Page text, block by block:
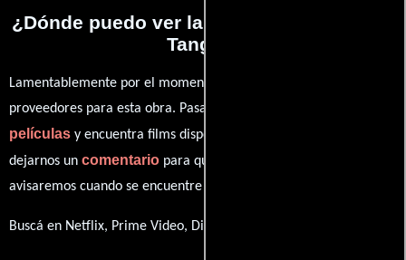
¿Dónde puedo ver la películas A Wreck, a
Tangle?
Lamentablemente por el momento no contamos con enlaces a
proveedores para esta obra. Pasa por nuestro catálogo de
películas y encuentra films disponibles. También puedes
dejarnos un comentario para que le demos prioridad y te
avisaremos cuando se encuentre disponible
Buscá en Netflix, Prime Video, Disney+